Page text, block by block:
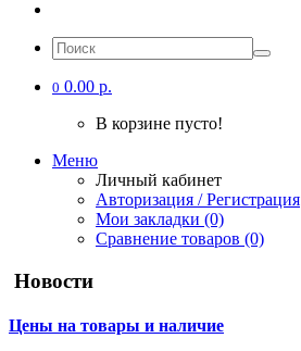
0 0.00 р.
В корзине пусто!
Меню
Личный кабинет
Авторизация / Регистрация
Мои закладки (0)
Сравнение товаров (0)
Новости
Цены на товары и наличие